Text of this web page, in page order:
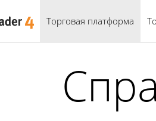
Торговая платформа